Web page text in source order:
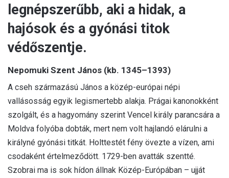
legnépszerűbb, aki a hidak, a
hajósok és a gyónási titok
védőszentje.
Nepomuki Szent János (kb. 1345–1393)
A cseh származású János a közép-európai népi
vallásosság egyik legismertebb alakja. Prágai kanonokként
szolgált, és a hagyomány szerint Vencel király parancsára a
Moldva folyóba dobták, mert nem volt hajlandó elárulni a
királyné gyónási titkát. Holttestét fény övezte a vízen, ami
csodaként értelmeződött. 1729-ben avatták szentté.
Szobrai ma is sok hídon állnak Közép-Európában – ujját